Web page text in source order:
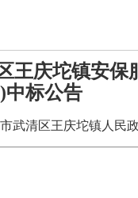
王庆坨镇安保
标公告
清区王庆坨镇人民